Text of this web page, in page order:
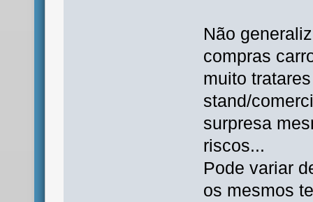
Não
compras
muito
stand/
surpresa
riscos...
Pode variar
os mesmos